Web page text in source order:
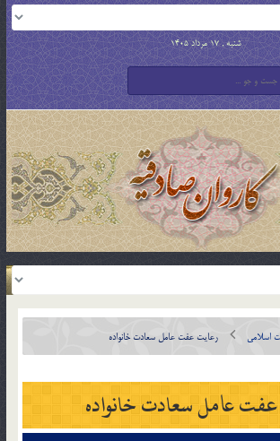
شنبه , 17 مرداد 1405
اسلامی رعايت عفت عامل سعادت خانواده
عامل سعادت خانواده